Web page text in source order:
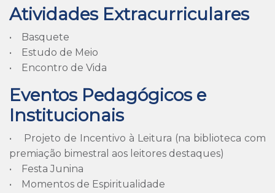
Atividades Extracurriculares
• Basquete
• Estudo de Meio
• Encontro de Vida
Eventos Pedagógicos e
Institucionais
• Projeto de Incentivo à Leitura (na biblioteca com
premiação bimestral aos leitores destaques)
• Festa Junina
• Momentos de Espiritualidade